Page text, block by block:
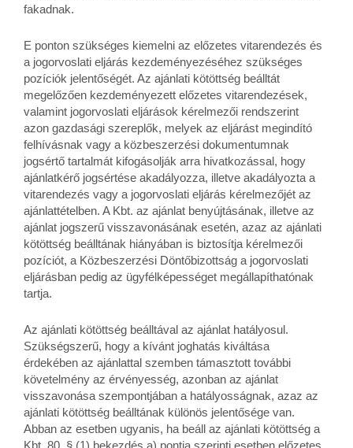
fakadnak.
E ponton szükséges kiemelni az előzetes vitarendezés és
a jogorvoslati eljárás kezdeményezéséhez szükséges
pozíciók jelentőségét. Az ajánlati kötöttség beálltát
megelőzően kezdeményezett előzetes vitarendezések,
valamint jogorvoslati eljárások kérelmezői rendszerint
azon gazdasági szereplők, melyek az eljárást megindító
felhívásnak vagy a közbeszerzési dokumentumnak
jogsértő tartalmát kifogásolják arra hivatkozással, hogy
ajánlatkérő jogsértése akadályozza, illetve akadályozta a
vitarendezés vagy a jogorvoslati eljárás kérelmezőjét az
ajánlattételben. A Kbt. az ajánlat benyújtásának, illetve az
ajánlat jogszerű visszavonásának esetén, azaz az ajánlati
kötöttség beálltának hiányában is biztosítja kérelmezői
pozíciót, a Közbeszerzési Döntőbizottság a jogorvoslati
eljárásban pedig az ügyfélképességet megállapíthatónak
tartja.
Az ajánlati kötöttség beálltával az ajánlat hatályosul.
Szükségszerű, hogy a kívánt joghatás kiváltása
érdekében az ajánlattal szemben támasztott további
követelmény az érvényesség, azonban az ajánlat
visszavonása szempontjában a hatályosságnak, azaz az
ajánlati kötöttség beálltának különös jelentősége van.
Abban az esetben ugyanis, ha beáll az ajánlati kötöttség a
Kbt. 80. § (1) bekezdés a) pontja szerinti esetben előzetes